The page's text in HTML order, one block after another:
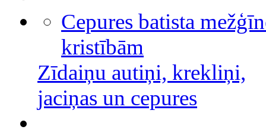
Cepures batista
kristībām
Zīdaiņu autiņi, krekliņi,
jaciņas un cepures